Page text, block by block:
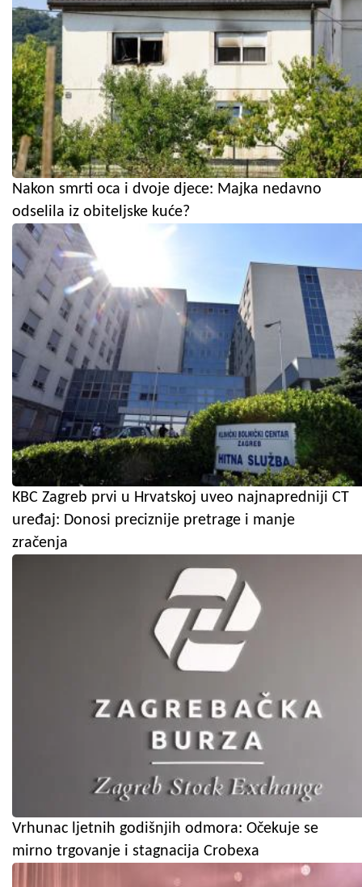
Nakon smrti oca i dvoje djece: Majka nedavno
odselila iz obiteljske kuće?
KBC Zagreb prvi u Hrvatskoj uveo najnapredniji CT
uređaj: Donosi preciznije pretrage i manje
zračenja
Vrhunac ljetnih godišnjih odmora: Očekuje se
mirno trgovanje i stagnacija Crobexa